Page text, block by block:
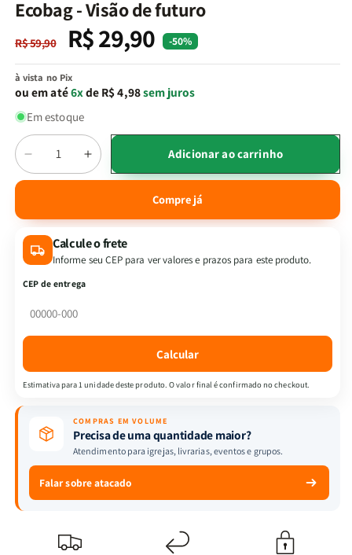
janela
Ecobag - Visão de futuro
Preço
normal
R$ 59,90
Preço
promocional
R$ 29,90 -50%
à vista no Pix
ou em até6xde R$ 4,98sem juros
Em estoque
Quantidade
Diminuir
a
Ecobag
-
Visão
Aumentar
a
quantidade
Ecobag
-
Visão
Adicionar ao carrinho
Compre já
Calcule o frete
Informe seu CEP para ver valores e prazos para este produto.
CEP de entrega
Calcular
Estimativa para 1 unidade deste produto. O valor final é confirmado no checkout.
COMPRAS EM VOLUME
Precisa de uma quantidade maior?
Atendimento para igrejas, livrarias, eventos e grupos.
Falar sobre atacado